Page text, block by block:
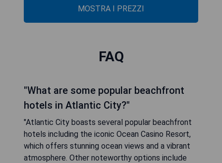
MOSTRA I PREZZI
FAQ
"What are some popular beachfront
hotels in Atlantic City?"
"Atlantic City boasts several popular beachfront
hotels including the iconic Ocean Casino Resort,
which offers stunning ocean views and a vibrant
atmosphere. Other noteworthy options include